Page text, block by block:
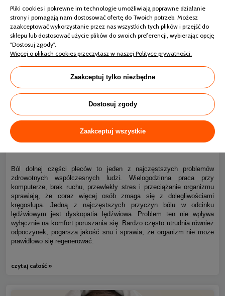
Ból kręgosłupa piersiowego i dyskopatia lędźwiowa – jak
0
Ból dolnej części pleców to jeden z najczęstszych problemów
zdrowotnych współczesnych ludzi. Wielogodzinna praca przy
komputerze, brak ruchu, przewlekły stres i przeciążanie organizmu
sprawiają, że coraz więcej osób zmaga się z dolegliwościami
kręgosłupa. Jedną z najczęstszych przyczyn bólu w odcinku
lędźwiowym jest dyskopatia lędźwiowa. Problem ten nie wpływa
wyłącznie na komfort poruszania się. Bardzo często utrudnia również
odpoczynek, pogarsza jakość snu i sprawia, że organizm nie może
prawidłowo się regenerować.
czytaj całość »
Pliki cookies i pokrewne im technologie umożliwiają poprawne działanie
strony i pomagają nam dostosować ofertę do Twoich potrzeb. Możesz
zaakceptować wykorzystanie przez nas wszystkich tych plików i przejść do
sklepu lub dostosować użycie plików do swoich preferencji, wybierając opcję
"Dostosuj zgody".
Więcej o plikach cookies przeczytasz w naszej Polityce prywatności.
Zaakceptuj tylko niezbędne
Dostosuj zgody
Zaakceptuj wszystkie